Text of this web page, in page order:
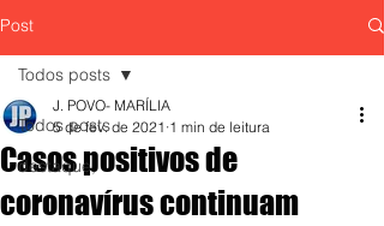
Post
Todos posts
destaque,
Todos posts
Casos positivos de
coronavírus continuam
J. POVO- MARÍLIA
5 de fev. de 2021 1 min de leitura